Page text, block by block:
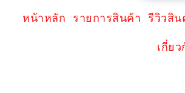
หน้าหลัก รายการสินค้า รีวิวสิน
เกี่ยว